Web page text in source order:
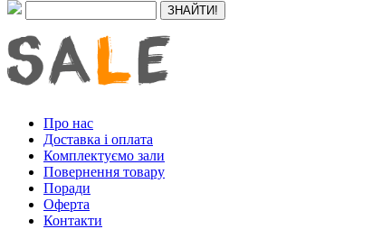
Про нас
Доставка і оплата
Комплектуємо зали
Повернення товару
Поради
Оферта
Контакти